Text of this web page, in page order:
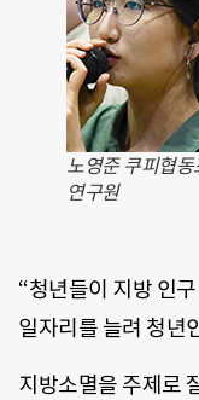
노영준 쿠피협동
연구원
“청년들이 지방 인
일자리를 늘려 청년
지방소멸을 주제로